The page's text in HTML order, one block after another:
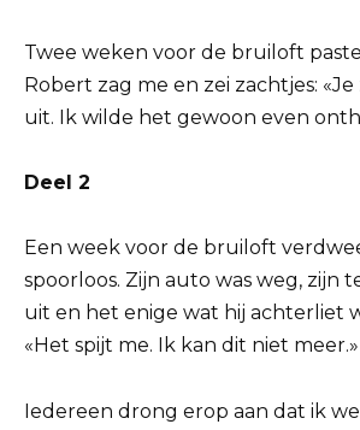
Twee weken voor de bruiloft
Robert zag me en zei zachtjes:
uit. Ik wilde het gewoon even
Deel 2
Een week voor de bruiloft
spoorloos. Zijn auto was weg, zijn
uit en het enige wat hij achterliet
«Het spijt me. Ik kan dit niet meer.»
Iedereen drong erop aan dat ik